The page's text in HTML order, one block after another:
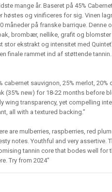
mange år. Baseret på 45%
høstes og vinificeres for sig. Vinen
måneder på franske barrique.
brombær, nellike, grafit og
stor ekstrakt og intensitet med
finale rammet ind af støttende
cabernet sauvignon, 25% merlot,
(35% new) for 18-22 months before
wing transparency, yet compelling
all with a textured backing.”
are mulberries, raspberries, red
notes. Youthful and very assertive.
tannin core that bodes well
Try from 2024"